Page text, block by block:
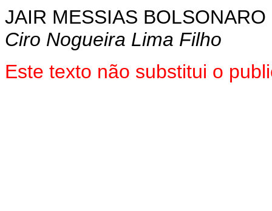
JAIR MESSIAS BOLSONARO
Ciro Nogueira Lima Filho
Este texto não substitui o